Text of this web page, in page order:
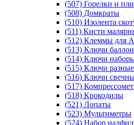
(507) Горелки и
(508) Домкраты
(510) Изолента
(511) Кисти
(512) Клеммы для
(513) Ключи
(514) Ключи
(515) Ключи разные
(516) Ключи
(517)
(518) Крокодилы
(521) Лопаты
(523) Мультиметры
(524) Набор